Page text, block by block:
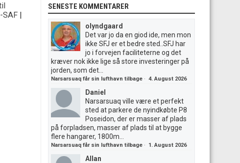
|
SENESTE KOMMENTARER
olyndgaard
Det var jo da en giod ide, men mon
ikke SFJ er et bedre sted..SFJ har
jo i forvejen faciliteterne og det
kræver nok ikke lige så store investeringer på
jorden, som det...
Narsarsuaq får sin lufthavn tilbage · 4. August 2026
Daniel
Narsarsuaq ville være et perfekt
sted at parkere de nyindkøbte P8
Poseidon, der er masser af plads
på forpladsen, masser af plads til at bygge
flere hangarer, 1800m...
Narsarsuaq får sin lufthavn tilbage · 1. August 2026
Allan